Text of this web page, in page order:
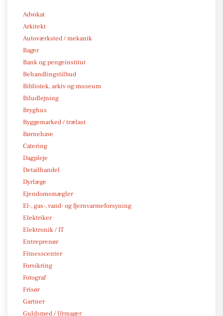
Advokat
Arkitekt
Autoværksted / mekanik
Bager
Bank og pengeinstitut
Behandlingstilbud
Bibliotek, arkiv og museum
Biludlejning
Bryghus
Byggemarked / trælast
Børnehave
Catering
Dagpleje
Detailhandel
Dyrlæge
Ejendomsmægler
El-, gas-, vand- og fjernvarmeforsyning
Elektriker
Elektronik / IT
Entreprenør
Fitnesscenter
Forsikring
Fotograf
Frisør
Gartner
Guldsmed / Urmager